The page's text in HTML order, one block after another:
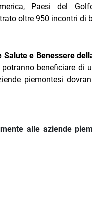
Paesi del
oltre 950 incontri di
e Benessere
beneficiare di
piemontesi
alle aziende